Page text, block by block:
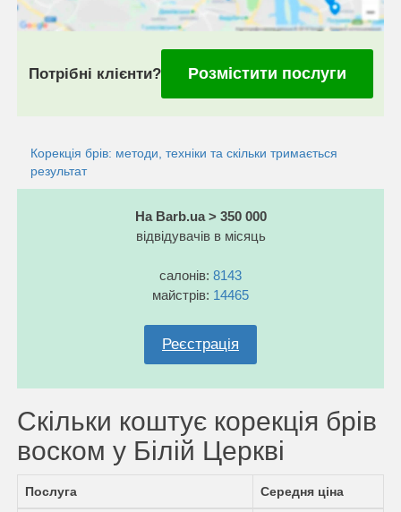
Потрібні клієнти? Розмістити послуги
Корекція брів: методи, техніки та скільки тримається
результат
На Barb.ua > 350 000
відвідувачів в місяць
салонів: 8143
майстрів: 14465
Реєстрація
Скільки коштує корекція брів
воском у Білій Церкві
Послуга Середня ціна